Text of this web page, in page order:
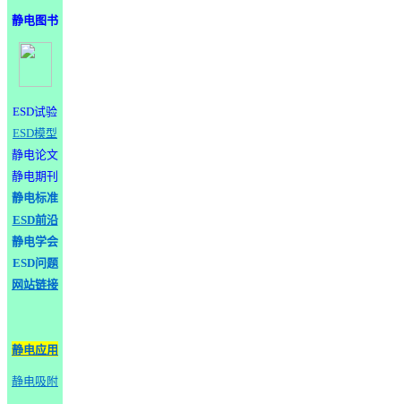
静电图书
ESD试验
ESD模型
静电论文
静电期刊
静电标准
ESD前沿
静电学会
ESD问题
网站链接
静电应用
静电吸附